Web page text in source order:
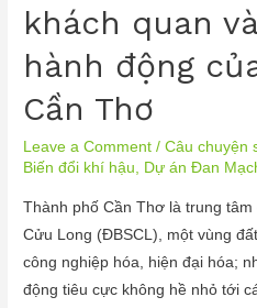
khách quan
hành động
Cần Thơ
Leave a Comment /Câu chuyện
Biến đổi khí hậu
Dự án Đan
Thành phố Cần Thơ là trung
Cửu Long (ĐBSCL), một vùng
công nghiệp hóa, hiện đại hóa;
động tiêu cực không hề nhỏ tới